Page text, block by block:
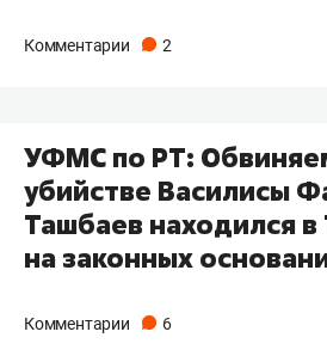
Комментарии 2
УФМС по РТ:
убийстве Василисы
Ташбаев находился в
на законных
Комментарии 6